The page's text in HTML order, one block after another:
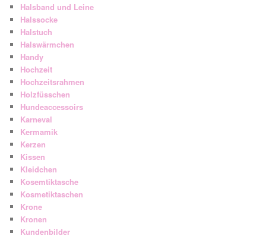
Halsband und Leine
Halssocke
Halstuch
Halswärmchen
Handy
Hochzeit
Hochzeitsrahmen
Holzfüsschen
Hundeaccessoirs
Karneval
Kermamik
Kerzen
Kissen
Kleidchen
Kosemtiktasche
Kosmetiktaschen
Krone
Kronen
Kundenbilder